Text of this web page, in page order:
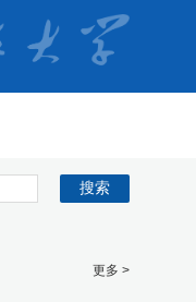
搜索
更多 >